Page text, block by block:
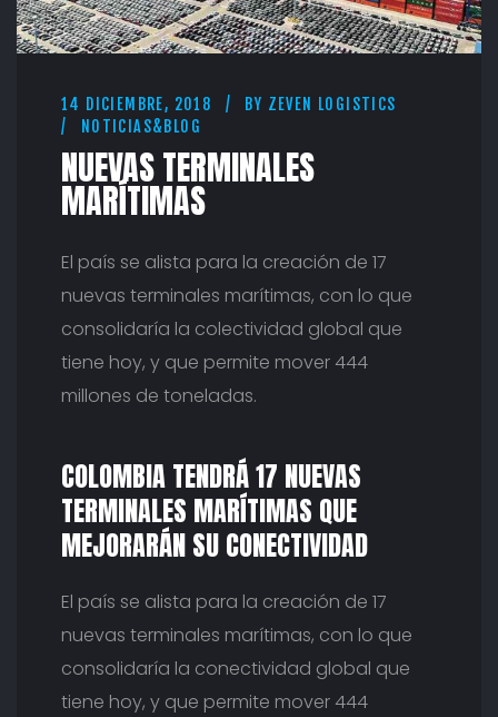
R
Í
I
M
A
S
14 DICIEMBRE, 2018 BY ZEVEN LOGISTICS
NOTICIAS&BLOG
NUEVAS TERMINALES
MARÍTIMAS
El país se alista para la creación de 17
nuevas terminales marítimas, con lo que
consolidaría la colectividad global que
tiene hoy, y que permite mover 444
millones de toneladas.
COLOMBIA TENDRÁ 17 NUEVAS
TERMINALES MARÍTIMAS QUE
MEJORARÁN SU CONECTIVIDAD
El país se alista para la creación de 17
nuevas terminales marítimas, con lo que
consolidaría la conectividad global que
tiene hoy, y que permite mover 444